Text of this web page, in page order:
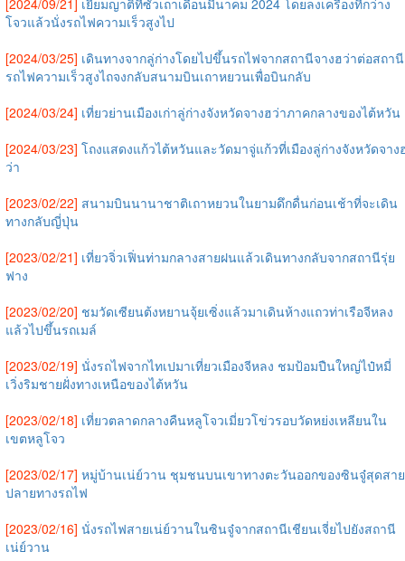
[2024/09/21] เยี่ยมญาติที่ซัวเถาเดือนมีนาคม 2024 โดยลงเครื่องที่กว่าง
โจวแล้วนั่งรถไฟความเร็วสูงไป
[2024/03/25] เดินทางจากลู่ก่างโดยไปขึ้นรถไฟจากสถานีจางฮว่าต่อสถานี
รถไฟความเร็วสูงไถจงกลับสนามบินเถาหยวนเพื่อบินกลับ
[2024/03/24] เที่ยวย่านเมืองเก่าลู่ก่างจังหวัดจางฮว่าภาคกลางของไต้หวัน
[2024/03/23] โถงแสดงแก้วไต้หวันและวัดมาจู่แก้วที่เมืองลู่ก่างจังหวัดจาง
ว่า
[2023/02/22] สนามบินนานาชาติเถาหยวนในยามดึกดื่นก่อนเช้าที่จะเดิน
ทางกลับญี่ปุ่น
[2023/02/21] เที่ยวจิ่วเฟิ่นท่ามกลางสายฝนแล้วเดินทางกลับจากสถานีรุ่ย
ฟาง
[2023/02/20] ชมวัดเซียนต้งหยานจุ้ยเซิ่งแล้วมาเดินห้างแถวท่าเรือจีหลง
แล้วไปขึ้นรถเมล์
[2023/02/19] นั่งรถไฟจากไทเปมาเที่ยวเมืองจีหลง ชมป้อมปืนใหญ่ไป๋หมี่
เวิ่งริมชายฝั่งทางเหนือของไต้หวัน
[2023/02/18] เที่ยวตลาดกลางคืนหลูโจวเมี่ยวโข่วรอบวัดหย่งเหลียนใน
เขตหลูโจว
[2023/02/17] หมู่บ้านเน่ย์วาน ชุมชนบนเขาทางตะวันออกของซินจู๋สุดสาย
ปลายทางรถไฟ
[2023/02/16] นั่งรถไฟสายเน่ย์วานในซินจู๋จากสถานีเชียนเจี่ยไปยังสถานี
เน่ย์วาน